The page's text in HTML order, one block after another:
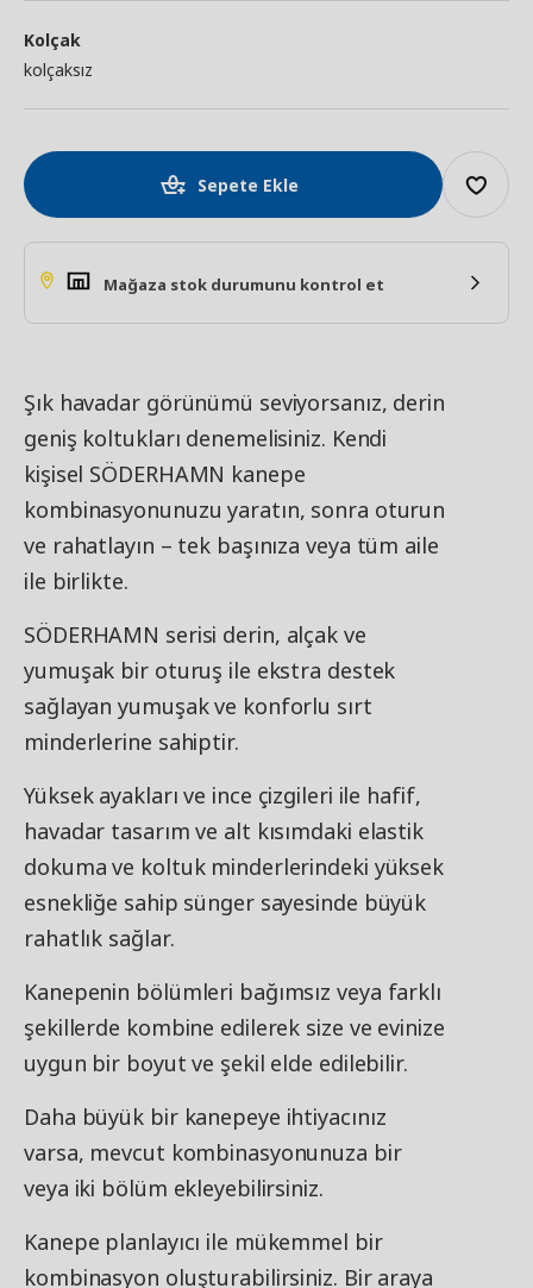
Kolçak
kolçaksız
Sepete Ekle
Mağaza stok durumunu kontrol et
Şık havadar görünümü seviyorsanız, derin
geniş koltukları denemelisiniz. Kendi
kişisel SÖDERHAMN kanepe
kombinasyonunuzu yaratın, sonra oturun
ve rahatlayın – tek başınıza veya tüm aile
ile birlikte.
SÖDERHAMN serisi derin, alçak ve
yumuşak bir oturuş ile ekstra destek
sağlayan yumuşak ve konforlu sırt
minderlerine sahiptir.
Yüksek ayakları ve ince çizgileri ile hafif,
havadar tasarım ve alt kısımdaki elastik
dokuma ve koltuk minderlerindeki yüksek
esnekliğe sahip sünger sayesinde büyük
rahatlık sağlar.
Kanepenin bölümleri bağımsız veya farklı
şekillerde kombine edilerek size ve evinize
uygun bir boyut ve şekil elde edilebilir.
Daha büyük bir kanepeye ihtiyacınız
varsa, mevcut kombinasyonunuza bir
veya iki bölüm ekleyebilirsiniz.
Kanepe planlayıcı ile mükemmel bir
kombinasyon oluşturabilirsiniz. Bir araya